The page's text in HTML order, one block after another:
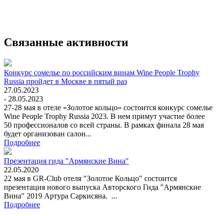
Связанные активности
Конкурс сомелье по российским винам Wine People Trophy
Russia пройдет в Москве в пятый раз
27.05.2023
- 28.05.2023
27-28 мая в отеле «Золотое кольцо» состоится конкурс сомелье
Wine People Trophy Russia 2023. В нем примут участие более
50 профессионалов со всей страны. В рамках финала 28 мая
будет организован салон...
Подробнее
Презентация гида "Армянские Вина"
22.05.2020
22 мая в GR-Club отеля "Золотое Кольцо" состоится
презентация нового выпуска Авторского Гида "Армянские
Вина" 2019 Артура Саркисяна. ...
Подробнее